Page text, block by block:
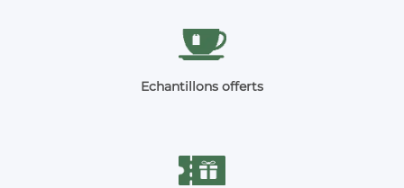
Echantillons offerts